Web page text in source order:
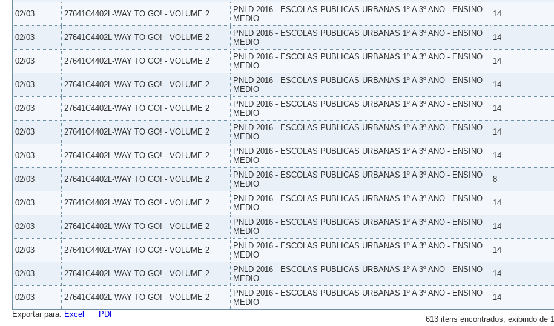
02/03 27641C4402L-WAY TO GO! - VOLUME 2
PNLD 2016 - ESCOLAS PUBLICAS URBANAS 1º A 3º ANO - ENSINO
MEDIO
14
02/03 27641C4402L-WAY TO GO! - VOLUME 2
PNLD 2016 - ESCOLAS PUBLICAS URBANAS 1º A 3º ANO - ENSINO
MEDIO
14
02/03 27641C4402L-WAY TO GO! - VOLUME 2
PNLD 2016 - ESCOLAS PUBLICAS URBANAS 1º A 3º ANO - ENSINO
MEDIO
14
02/03 27641C4402L-WAY TO GO! - VOLUME 2
PNLD 2016 - ESCOLAS PUBLICAS URBANAS 1º A 3º ANO - ENSINO
MEDIO
14
02/03 27641C4402L-WAY TO GO! - VOLUME 2
PNLD 2016 - ESCOLAS PUBLICAS URBANAS 1º A 3º ANO - ENSINO
MEDIO
14
02/03 27641C4402L-WAY TO GO! - VOLUME 2
PNLD 2016 - ESCOLAS PUBLICAS URBANAS 1º A 3º ANO - ENSINO
MEDIO
14
02/03 27641C4402L-WAY TO GO! - VOLUME 2
PNLD 2016 - ESCOLAS PUBLICAS URBANAS 1º A 3º ANO - ENSINO
MEDIO
14
02/03 27641C4402L-WAY TO GO! - VOLUME 2
PNLD 2016 - ESCOLAS PUBLICAS URBANAS 1º A 3º ANO - ENSINO
MEDIO
8
02/03 27641C4402L-WAY TO GO! - VOLUME 2
PNLD 2016 - ESCOLAS PUBLICAS URBANAS 1º A 3º ANO - ENSINO
MEDIO
14
02/03 27641C4402L-WAY TO GO! - VOLUME 2
PNLD 2016 - ESCOLAS PUBLICAS URBANAS 1º A 3º ANO - ENSINO
MEDIO
14
02/03 27641C4402L-WAY TO GO! - VOLUME 2
PNLD 2016 - ESCOLAS PUBLICAS URBANAS 1º A 3º ANO - ENSINO
MEDIO
14
02/03 27641C4402L-WAY TO GO! - VOLUME 2
PNLD 2016 - ESCOLAS PUBLICAS URBANAS 1º A 3º ANO - ENSINO
MEDIO
14
02/03 27641C4402L-WAY TO GO! - VOLUME 2
PNLD 2016 - ESCOLAS PUBLICAS URBANAS 1º A 3º ANO - ENSINO
MEDIO
14
613 itens encontrados, exibindo de
Exportar para: Excel PDF